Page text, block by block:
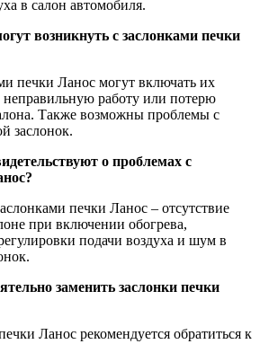
в салон автомобиля.
возникнуть с заслонками печки
печки Ланос могут включать их
неправильную работу или потерю
Также возможны проблемы с
заслонок.
о проблемах с
печки Ланос – отсутствие
при включении обогрева,
подачи воздуха и шум в
заменить заслонки печки
Ланос рекомендуется обратиться к